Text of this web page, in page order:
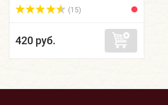
(15)
420 руб.